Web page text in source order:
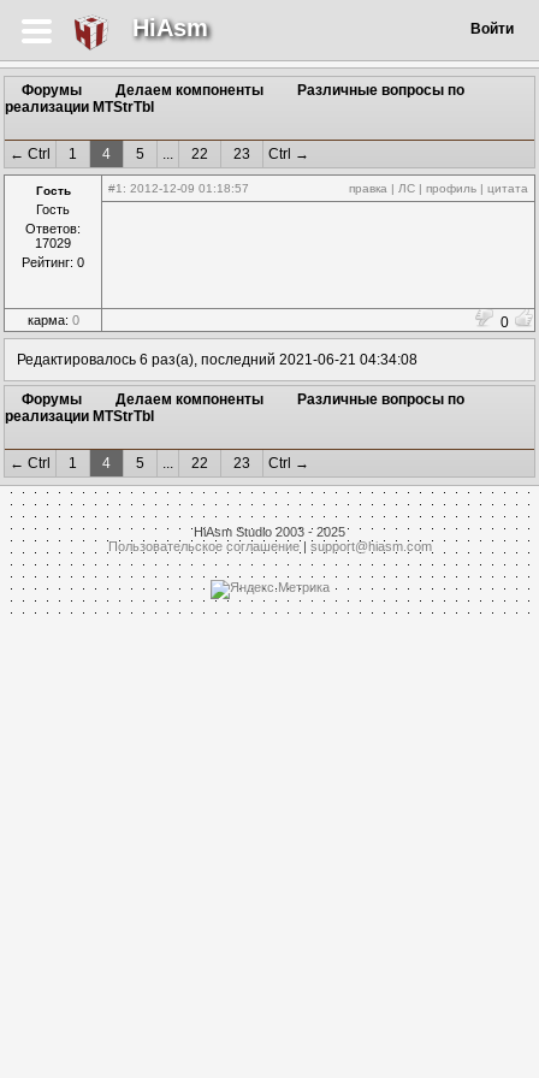
HiAsm Войти
Форумы Делаем компоненты
Различные вопросы по
реализации MTStrTbl
← Ctrl 1 4 5 ... 22 23 Ctrl →
Гость
Гость
Ответов:
17029
Рейтинг: 0
#1 : 2012-12-09 01:18:57 правка | ЛС | профиль | цитата
карма: 0 0
Редактировалось 6 раз(а), последний 2021-06-21 04:34:08
Форумы Делаем компоненты
Различные вопросы по
реализации MTStrTbl
← Ctrl 1 4 5 ... 22 23 Ctrl →
HiAsm Studio 2003 - 2025
Пользовательское соглашение| support@hiasm.com